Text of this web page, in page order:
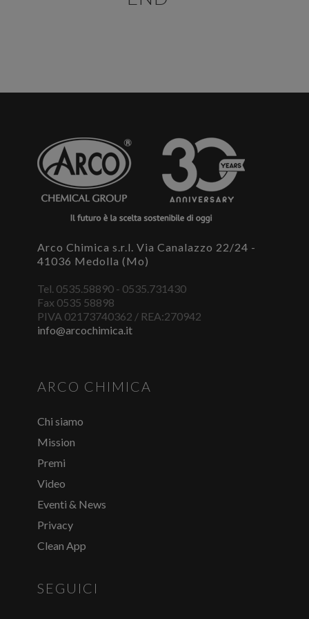
Arco Chimica s.r.l. Via Canalazzo 22/24 -
41036 Medolla (Mo)
Tel. 0535.58890 - 0535.731430
Fax 0535 58898
PIVA 02173740362 / REA:270942
info@arcochimica.it
ARCO CHIMICA
Chi siamo
Mission
Premi
Video
Eventi & News
Privacy
Clean App
SEGUICI
Per scaricare le schede di sicurezza e le schede tecniche è
necessario accedere al portale. Se ancora non hai un
account puoi effettuare la registrazione del tuo profilo e
ottenere le credenziali di accesso.